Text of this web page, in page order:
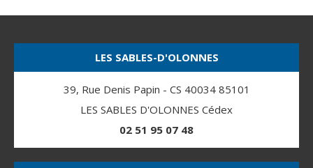
LES SABLES-D'OLONNES
39, Rue Denis Papin - CS 40034 85101
LES SABLES D'OLONNES Cédex
02 51 95 07 48